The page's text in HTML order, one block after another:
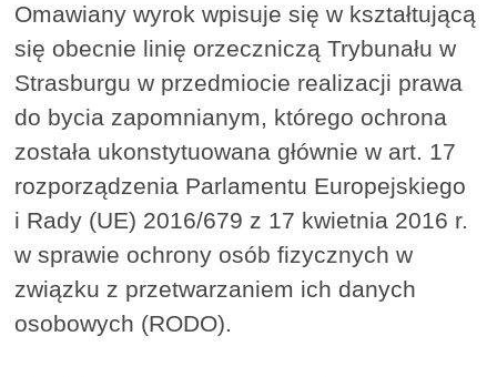
Omawiany wyrok wpisuje się w kształtującą
się obecnie linię orzeczniczą Trybunału w
Strasburgu w przedmiocie realizacji prawa
do bycia zapomnianym, którego ochrona
została ukonstytuowana głównie w art. 17
rozporządzenia Parlamentu Europejskiego
i Rady (UE) 2016/679 z 17 kwietnia 2016 r.
w sprawie ochrony osób fizycznych w
związku z przetwarzaniem ich danych
osobowych (RODO).